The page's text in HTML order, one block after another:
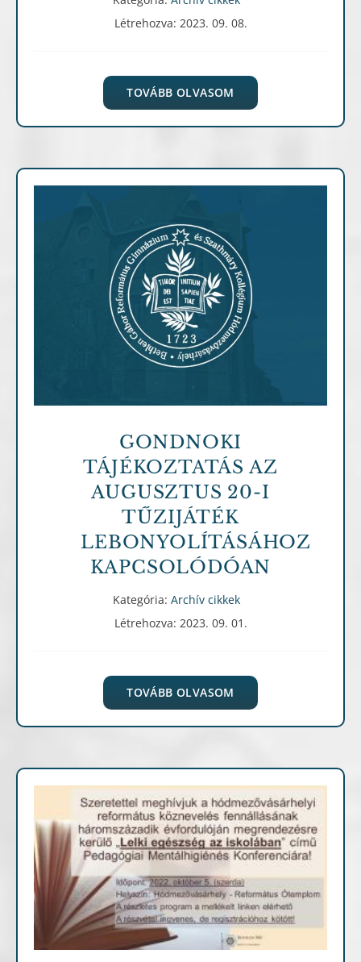
Létrehozva: 2023. 09. 08.
TOVÁBB OLVASOM
Archív cikkek
GONDNOKI
TÁJÉKOZTATÁS AZ
AUGUSZTUS 20-I
TŰZIJÁTÉK
LEBONYOLÍTÁSÁHOZ
KAPCSOLÓDÓAN
Kategória: Archív cikkek
Létrehozva: 2023. 09. 01.
TOVÁBB OLVASOM
Archív cikkek